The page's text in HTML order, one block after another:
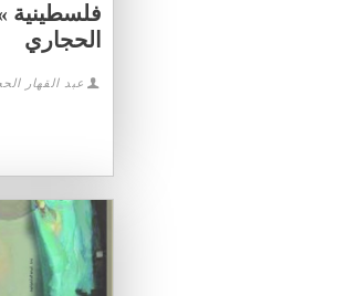
فلسطينية
الحجاري
عبد القهار